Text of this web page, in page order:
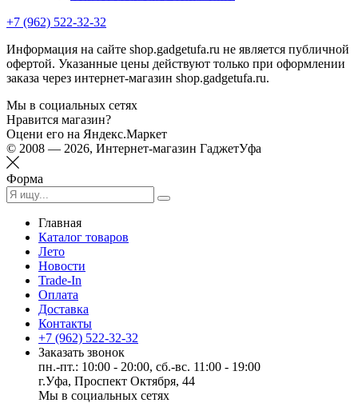
+7 (962) 522-32-32
Информация на сайте shop.gadgetufa.ru не является публичной
офертой. Указанные цены действуют только при оформлении
заказа через интернет-магазин shop.gadgetufa.ru.
Мы в социальных сетях
Нравится магазин?
Оцени его на Яндекс.Маркет
© 2008 — 2026, Интернет-магазин ГаджетУфа
Форма
Главная
Каталог товаров
Лето
Новости
Trade-In
Оплата
Доставка
Контакты
+7 (962) 522-32-32
Заказать звонок
пн.-пт.: 10:00 - 20:00, сб.-вс. 11:00 - 19:00
г.Уфа, Проспект Октября, 44
Мы в социальных сетях